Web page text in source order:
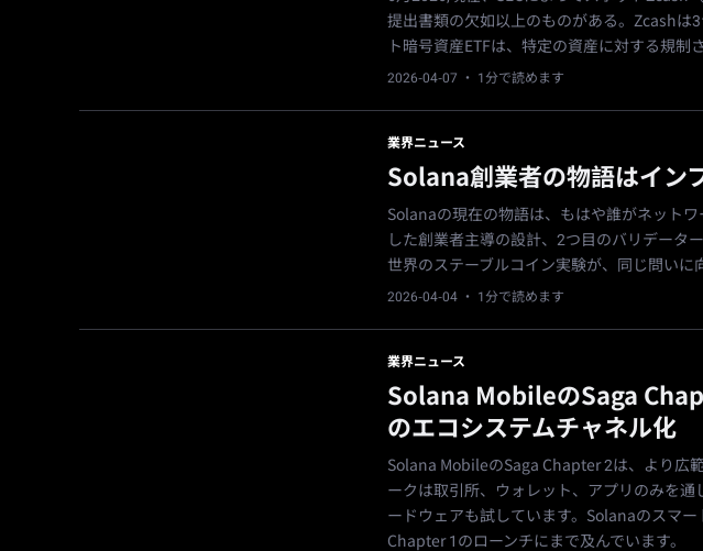
提出書類の欠如以上のものがある。Zcashは
ト暗号資産ETFは、特定の資産に対する規制
2026-04-07 · 1分で読めます
業界ニュース
Solana創業者の物語はイン
Solanaの現在の物語は、もはや誰がネット
した創業者主導の設計、2つ目のバリデータ
世界のステーブルコイン実験が、同じ問いに
2026-04-04 · 1分で読めます
業界ニュース
Solana MobileのSaga
のエコシステムチャネル化
Solana MobileのSaga Chapter 2は、より広
ークは取引所、ウォレット、アプリのみを
ードウェアも試しています。Solanaのスマ
Chapter 1のローンチにまで及んでいます。